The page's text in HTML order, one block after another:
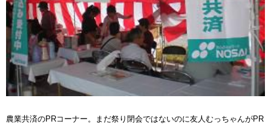
農業共済のPRコーナー。まだ祭り閉会ではないのに友人むっちゃんがPR